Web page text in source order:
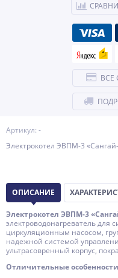
Артикул: -
Электрокотел ЭВПМ-3
ВСЕ
ОПИСАНИЕ
Электрокотел ЭВПМ-3
электроводонагреватель для
циркуляционным насосом,
надежной системой
ультрасовренный корпус,
Отличительные